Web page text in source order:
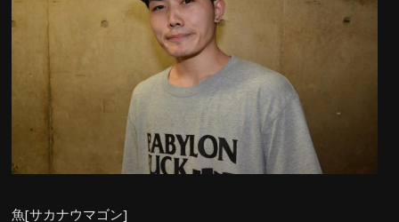
魚[サカナウマゴン]